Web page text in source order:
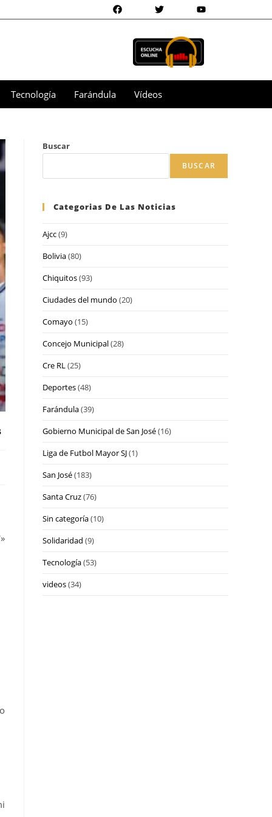
Tecnología Farándula Vídeos
Buscar
BUSCAR
Categorias De Las Noticias
Ajcc(9)
Bolivia(80)
Chiquitos(93)
Ciudades del mundo (20)
Comayo (15)
Concejo Municipal(28)
Cre RL(25)
Deportes(48)
Farándula(39)
Gobierno Municipal de San José(16)
Liga de Futbol Mayor SJ(1)
San José(183)
Santa Cruz(76)
Sin categoría(10)
Solidaridad (9)
Tecnología(53)
videos(34)